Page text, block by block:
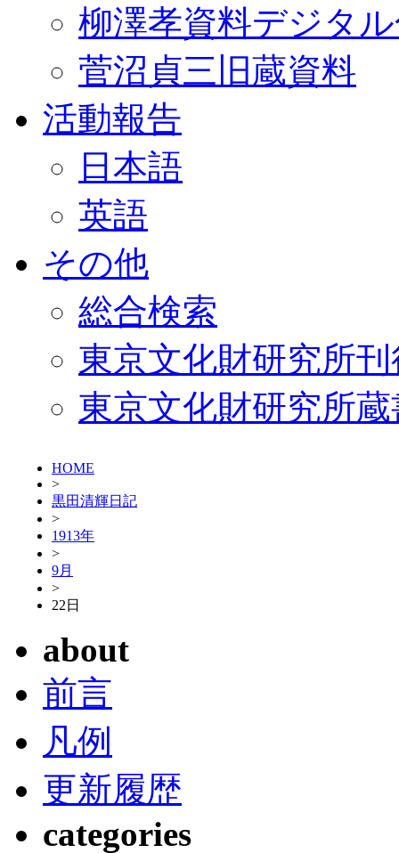
柳澤孝資料デジタ
菅沼貞三旧蔵資料
活動報告
日本語
英語
その他
総合検索
東京文化財研究所
東京文化財研究所
HOME
>
黒田清輝日記
>
1913年
>
9月
>
22日
about
前言
凡例
更新履歴
categories